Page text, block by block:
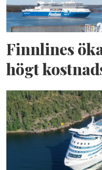
Finnlines
högt